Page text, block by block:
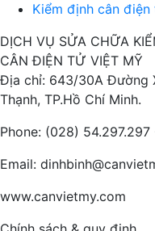
Kiểm định cân
DỊCH VỤ SỬA CHỮA
CÂN ĐIỆN TỬ VIỆT MỸ
Địa chỉ: 643/30A Đường
Thạnh, TP.Hồ Chí Minh.
Phone: (028)
Email:
www.canvietmy.com